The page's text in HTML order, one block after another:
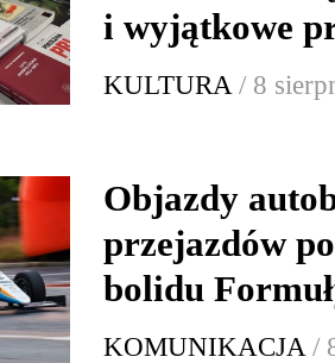
i wyjątkowe
KULTURA / 8
Objazdy
przejazdów
bolidu
KOMUNIKACJA /